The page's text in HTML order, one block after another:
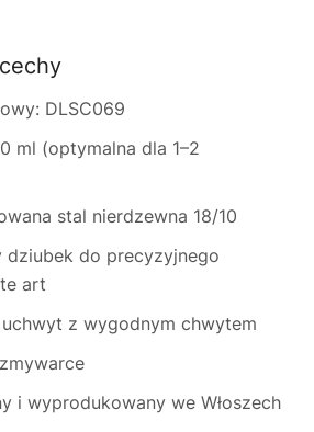
DLSC069
ml (optymalna dla 1–2
stal nierdzewna 18/10
dziubek do precyzyjnego
art
z wygodnym chwytem
i wyprodukowany we Włoszech